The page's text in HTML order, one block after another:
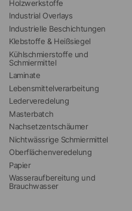
Holzwerkstoffe
Industrial Overlays
Industrielle Beschichtungen
Klebstoffe & Heißsiegel
Kühlschmierstoffe und
Schmiermittel
Laminate
Lebensmittelverarbeitung
Lederveredelung
Masterbatch
Nachsetzentschäumer
Nichtwässrige Schmiermittel
Oberflächenveredelung
Papier
Wasseraufbereitung und
Brauchwasser